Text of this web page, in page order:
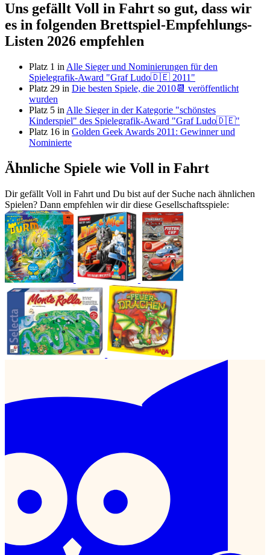
Uns gefällt Voll in Fahrt so gut, dass wir
es in folgenden Brettspiel-Empfehlungs-
Listen 2026 empfehlen
Platz 1 in Alle Sieger und Nominierungen für den
Spielegrafik-Award "Graf Ludo🇩🇪 2011"
Platz 29 in Die besten Spiele, die 2010📆 veröffentlicht
wurden
Platz 5 in Alle Sieger in der Kategorie "schönstes
Kinderspiel" des Spielegrafik-Award "Graf Ludo🇩🇪"
Platz 16 in Golden Geek Awards 2011: Gewinner und
Nominierte
Ähnliche Spiele wie Voll in Fahrt
Dir gefällt Voll in Fahrt und Du bist auf der Suche nach ähnlichen
Spielen? Dann empfehlen wir dir diese Gesellschaftsspiele: